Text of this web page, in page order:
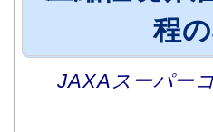
程
JAXAスーパー